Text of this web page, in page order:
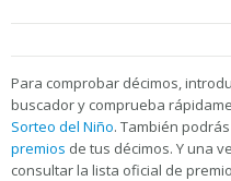
Para comprobar décimos,
buscador y comprueba
Sorteo del Niño. También
premios de tus décimos. Y una
consultar la lista oficial de